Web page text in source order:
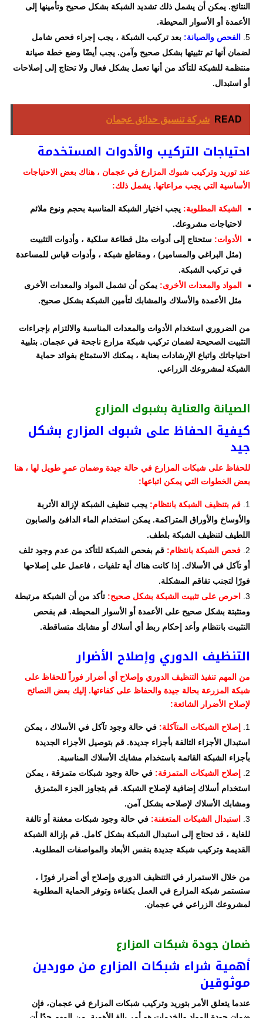
النتائج. يمكن أن يشمل ذلك تشديد الشبكة بشكل صحيح وتأمينها إلى
الأعمدة أو الأسوار المحيطة.
الفحص والصيانة: بعد تركيب الشبكة ، يجب إجراء فحص شامل
لضمان أنها تم تثبيتها بشكل صحيح وآمن. يجب أيضًا وضع خطة صيانة
منتظمة للشبكة للتأكد من أنها تعمل بشكل فعال ولا تحتاج إلى إصلاحات
أو استبدال.
READ شركة تنسيق حدائق عجمان
احتياجات التركيب والأدوات المستخدمة
عند توريد وتركيب شبوك المزارع في عجمان ، هناك بعض الاحتياجات
الأساسية التي يجب مراعاتها. يشمل ذلك:
الشبكة المطلوبة: يجب اختيار الشبكة المناسبة بحجم ونوع ملائم
لاحتياجات مشروعك.
الأدوات: ستحتاج إلى أدوات مثل قطاعة سلكية ، وأدوات التثبيت
(مثل البراغي والمسامير) ، ومقاطع شبكة ، وأدوات قياس للمساعدة
في تركيب الشبكة.
المواد والمعدات الأخرى: يمكن أن تشمل المواد والمعدات الأخرى
مثل الأعمدة والأسلاك والمشابك لتأمين الشبكة بشكل صحيح.
من الضروري استخدام الأدوات والمعدات المناسبة والالتزام بإجراءات
التثبيت الصحيحة لضمان تركيب شبكة مزارع ناجحة في عجمان. بتلبية
احتياجاتك واتباع الإرشادات بعناية ، يمكنك الاستمتاع بفوائد حماية
الشبكة لمشروعك الزراعي.
الصيانة والعناية بشبوك المزارع
كيفية الحفاظ على شبوك المزارع بشكل
جيد
للحفاظ على شبكات المزارع في حالة جيدة وضمان عمرٍ طويل لها ، هنا
بعض الخطوات التي يمكن اتباعها:
قم بتنظيف الشبكة بانتظام: يجب تنظيف الشبكة لإزالة الأتربة
والأوساخ والأوراق المتراكمة. يمكن استخدام الماء الدافئ والصابون
اللطيف لتنظيف الشبكة بلطف.
فحص الشبكة بانتظام: قم بفحص الشبكة للتأكد من عدم وجود تلف
أو تآكل في الأسلاك. إذا كانت هناك أية تلفيات ، فاعمل على إصلاحها
فورًا لتجنب تفاقم المشكلة.
احرص على تثبيت الشبكة بشكل صحيح: تأكد من أن الشبكة مرتبطة
ومتثبتة بشكل صحيح على الأعمدة أو الأسوار المحيطة. قم بفحص
التثبيت بانتظام وأعد إحكام ربط أي أسلاك أو مشابك متساقطة.
التنظيف الدوري وإصلاح الأضرار
من المهم تنفيذ التنظيف الدوري وإصلاح أي أضرار فوراً للحفاظ على
شبكة المزرعة بحالة جيدة والحفاظ على كفاءتها. إليك بعض النصائح
لإصلاح الأضرار الشائعة:
إصلاح الشبكات المتآكلة: في حالة وجود تآكل في الأسلاك ، يمكن
استبدال الأجزاء التالفة بأجزاء جديدة. قم بتوصيل الأجزاء الجديدة
بأجزاء الشبكة القائمة باستخدام مشابك الأسلاك المناسبة.
إصلاح الشبكات المتمزقة: في حالة وجود شبكات متمزقة ، يمكن
استخدام أسلاك إضافية لإصلاح الشبكة. قم بتجاوز الجزء المتمزق
ومشابك الأسلاك لإصلاحه بشكل آمن.
استبدال الشبكات المتعفنة: في حالة وجود شبكات معفنة أو تالفة
للغاية ، قد تحتاج إلى استبدال الشبكة بشكل كامل. قم بإزالة الشبكة
القديمة وتركيب شبكة جديدة بنفس الأبعاد والمواصفات المطلوبة.
من خلال الاستمرار في التنظيف الدوري وإصلاح أي أضرار فورًا ،
ستستمر شبكة المزارع في العمل بكفاءة وتوفر الحماية المطلوبة
لمشروعك الزراعي في عجمان.
ضمان جودة شبكات المزارع
أهمية شراء شبكات المزارع من موردين
موثوقين
عندما يتعلق الأمر بتوريد وتركيب شبكات المزارع في عجمان، فإن